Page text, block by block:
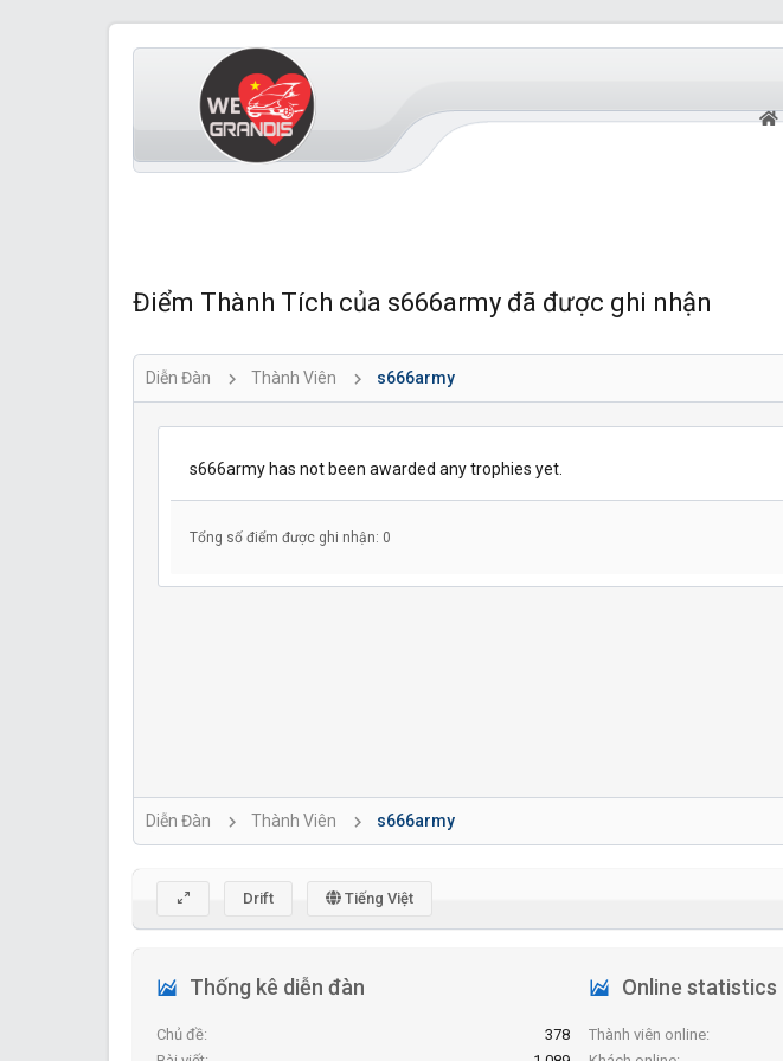
Điểm Thành Tích của s666army đã được ghi nhận
Diễn Đàn Thành Viên s666army
s666army has not been awarded any trophies yet.
Tổng số điểm được ghi nhận: 0
Diễn Đàn Thành Viên s666army
Thống kê diễn đàn
Chủ đề
378
Online statistics
Thành viên online
Drift Tiếng Việt